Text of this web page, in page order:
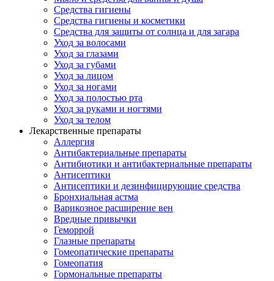
Средства гигиены
Средства гигиены и косметики
Средства для защиты от солнца и для загара
Уход за волосами
Уход за глазами
Уход за губами
Уход за лицом
Уход за ногами
Уход за полостью рта
Уход за руками и ногтями
Уход за телом
Лекарственные препараты
Аллергия
Антибактериальные препараты
Антибиотики и антибактериальные препараты
Антисептики
Антисептики и дезинфицирующие средства
Бронхиальная астма
Варикозное расширение вен
Вредные привычки
Геморрой
Глазные препараты
Гомеопатические препараты
Гомеопатия
Гормональные препараты